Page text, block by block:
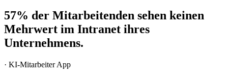
57% der Mitarbeitenden sehen keinen
Mehrwert im Intranet ihres
Unternehmens.
· KI-Mitarbeiter App